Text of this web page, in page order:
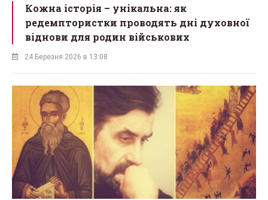
Кожна історія – унікальна: як
редемптористки проводять дні духовної
віднови для родин військових
24 Березня 2026 в 13:08